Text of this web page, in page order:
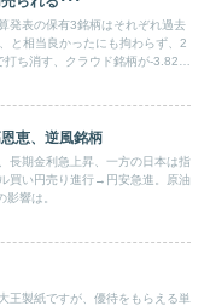
発表の保有3銘柄はそれぞれ過去
と相当良かったにも拘わらず、2
ち消す、クラウド銘柄が-3.82%
恵、逆風銘柄
長期金利急上昇、一方の日本は指
買い円売り進行→円安急進。原油
響は。
王製紙ですが、優待をもらえる単